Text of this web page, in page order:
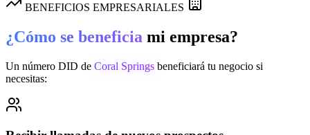
BENEFICIOS EMPRESARIALES
¿Cómo se beneficia mi empresa?
Un número DID de Coral Springs beneficiará tu negocio si
necesitas: